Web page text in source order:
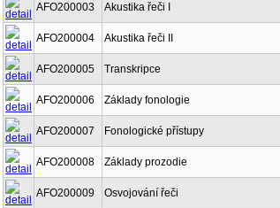
AFO200003 Akustika řeči I
AFO200004 Akustika řeči II
AFO200005 Transkripce
AFO200006 Základy fonologie
AFO200007 Fonologické přístupy
AFO200008 Základy prozodie
AFO200009 Osvojování řeči